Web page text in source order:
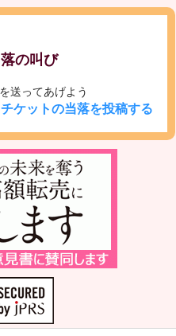
の叫び
送ってあげよう
チケットの当落を投稿する